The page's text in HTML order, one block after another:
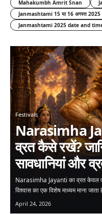
Mahakumbh Amrit Snan
Janmashtami 15 या 16 अगस्त 2025
Janmashtami 2025 date and
Festivals
Narasimha
व्रत कैसे रखें?
सावधानियां और
Narasimha Jayanti का व्रत केवल
विश्वास का एक विशेष माध्यम माना
April 24, 2026